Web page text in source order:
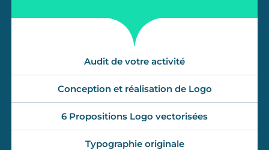
Audit de votre activité
Conception et réalisation de Logo
6 Propositions Logo vectorisées
Typographie originale